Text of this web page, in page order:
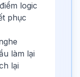
logic
phục
làm lại
lại